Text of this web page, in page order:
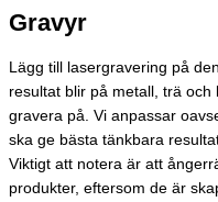
Gravyr
Lägg till lasergravering på
resultat blir på metall, trä
gravera på. Vi anpassar
ska ge bästa tänkbara
Viktigt att notera är att
produkter, eftersom de är